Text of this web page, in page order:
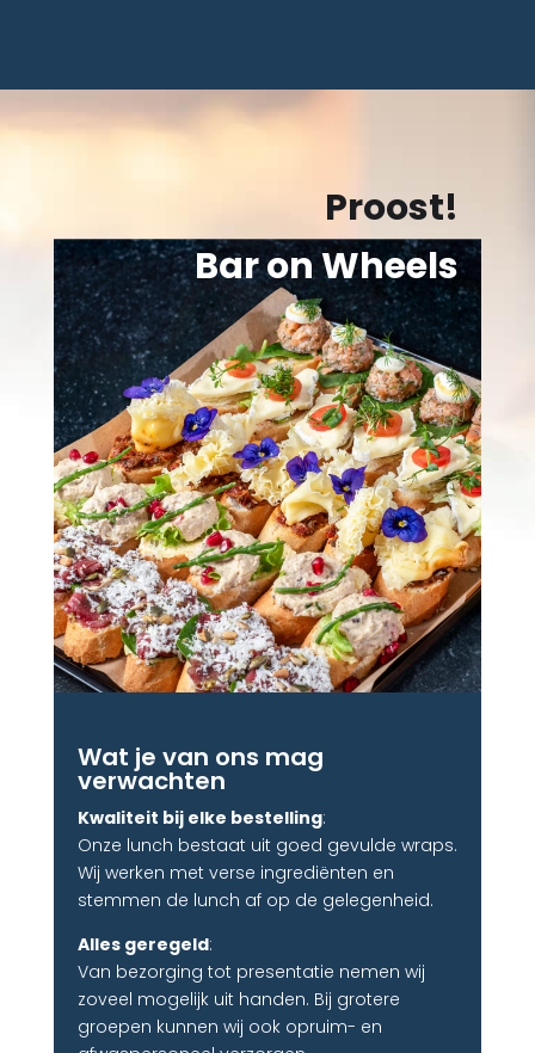
Proost!
Bar on Wheels
Wat je van ons mag
verwachten
Kwaliteit bij elke bestelling:
Onze lunch bestaat uit goed gevulde wraps.
Wij werken met verse ingrediënten en
stemmen de lunch af op de gelegenheid.
Alles geregeld:
Van bezorging tot presentatie nemen wij
zoveel mogelijk uit handen. Bij grotere
groepen kunnen wij ook opruim- en